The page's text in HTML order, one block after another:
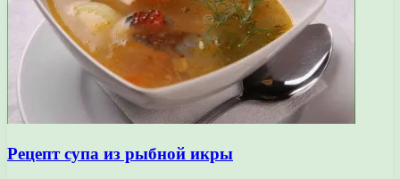
Рецепт супа из рыбной икры